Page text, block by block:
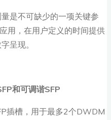
是不可缺少的一项关键参
用，在用户定义的时间提供
呈现。
和可调谐SFP
插槽，用于最多2个DWDM